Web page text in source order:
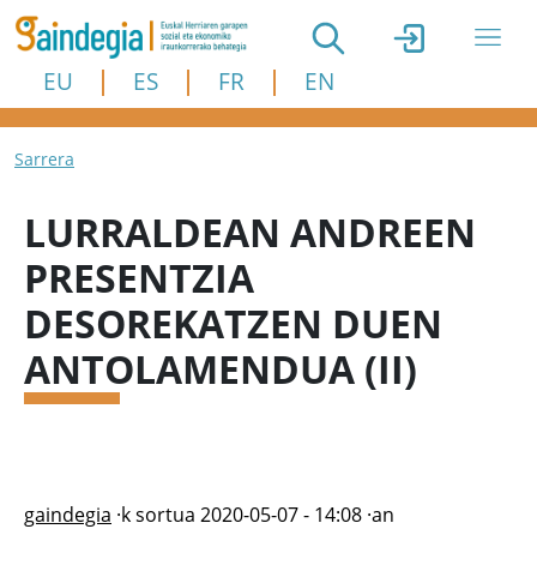
Skip to main content
EU ES FR EN
Breadcrumb
Sarrera
LURRALDEAN ANDREEN
PRESENTZIA
DESOREKATZEN DUEN
ANTOLAMENDUA (II)
gaindegia ·k sortua 2020-05-07 - 14:08 ·an